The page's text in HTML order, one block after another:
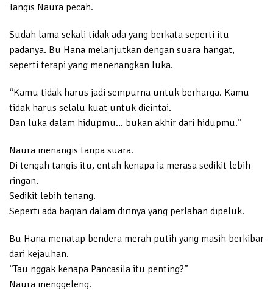
Tangis Naura pecah.
Sudah lama sekali tidak ada yang berkata seperti itu
padanya. Bu Hana melanjutkan dengan suara hangat,
seperti terapi yang menenangkan luka.
“Kamu tidak harus jadi sempurna untuk berharga. Kamu
tidak harus selalu kuat untuk dicintai.
Dan luka dalam hidupmu… bukan akhir dari hidupmu.”
Naura menangis tanpa suara.
Di tengah tangis itu, entah kenapa ia merasa sedikit lebih
ringan.
Sedikit lebih tenang.
Seperti ada bagian dalam dirinya yang perlahan dipeluk.
Bu Hana menatap bendera merah putih yang masih berkibar
dari kejauhan.
“Tau nggak kenapa Pancasila itu penting?”
Naura menggeleng.